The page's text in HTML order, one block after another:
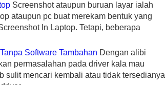
Screenshot ataupun buruan layar ialah
ataupun pc buat merekam bentuk yang
In Laptop. Tetapi, beberapa
Software Tambahan Dengan alibi
permasalahan pada driver kala mau
sulit mencari kembali atau tidak tersedianya